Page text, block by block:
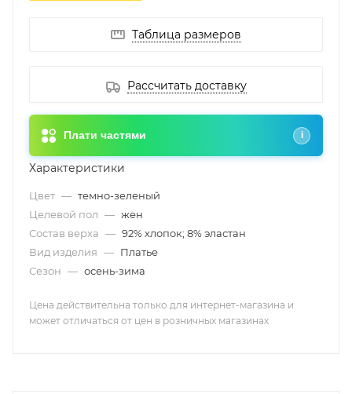
Таблица размеров
Рассчитать доставку
Плати частями i
Характеристики
Цвет — темно-зеленый
Целевой пол — жен
Состав верха — 92% хлопок; 8% эластан
Вид изделия — Платье
Сезон — осень-зима
Цена действительна только для интернет-магазина и
может отличаться от цен в розничных магазинах